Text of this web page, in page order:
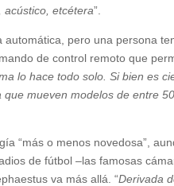
acústico, etcétera”.
pero una persona
de control remoto que
lo hace todo solo. Si bien es
mueven modelos de entre
“más o menos novedosa”,
de fútbol –las famosas
va más allá. “Derivada